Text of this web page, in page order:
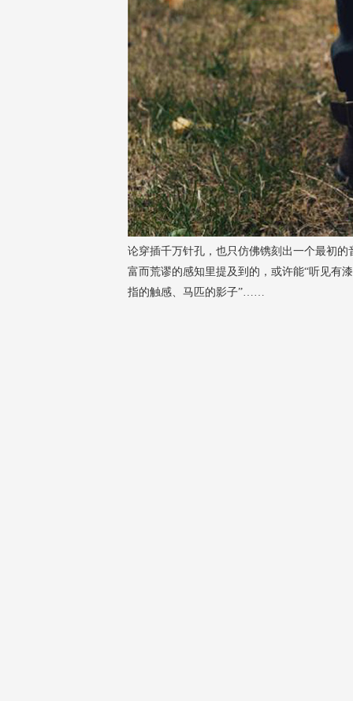
论穿插千万针孔，也只仿佛镌刻出一个最初
富而荒谬的感知里提及到的，或许能“听见有
指的触感、马匹的影子”……